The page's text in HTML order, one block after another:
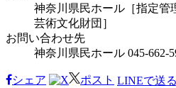
神奈川県民ホール［指定管
芸術文化財団］
お問い合わせ先
神奈川県民ホール 045-662-
シェア ポスト LINEで送る